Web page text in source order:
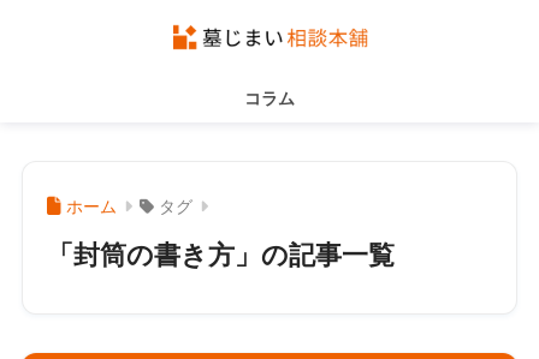
コラム
ホーム タグ
「封筒の書き方」の記事一覧